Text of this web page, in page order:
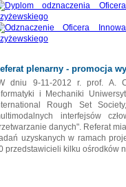
plenarny - promocja
dniu 9-11-2012 r. prof. A.
i Mechaniki
Rough Set
interfejsów
danych". Referat
uzyskanych w ramach
przedstawicieli kilku ośrodków